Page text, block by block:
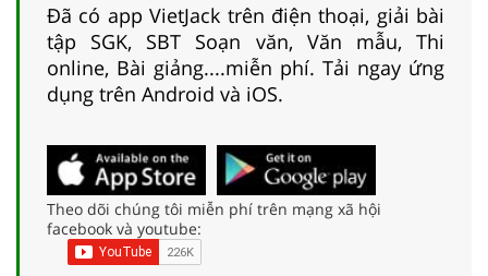
Đã có app VietJack trên điện thoại, giải bài
tập SGK, SBT Soạn văn, Văn mẫu, Thi
online, Bài giảng....miễn phí. Tải ngay ứng
dụng trên Android và iOS.
Theo dõi chúng tôi miễn phí trên mạng xã hội
facebook và youtube: